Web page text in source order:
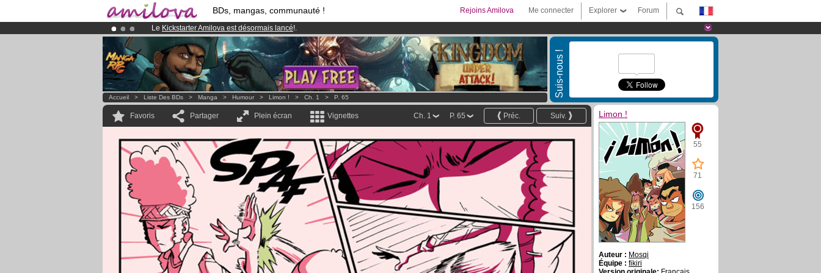
BDs, mangas, communauté ! Forum
Explorer
Me connecter
Rejoins Amilova
Le Kickstarter Amilova est désormais lancé!.
Abonnement premium: à partir de3.95 eurospar mois !Clique ici pour t'abonner
Déjà 100000membreset 1000BDs & Mangas!
Suis-nous !
Accueil > Liste Des BDs > Manga > Humour > Limon ! > Ch. 1 > P. 65
Favoris Partager Plein écran Vignettes Suiv.
Préc.
P. 65
Ch. 1 Limon !
55
71
156
Auteur : Mosqi
Équipe : fikiri